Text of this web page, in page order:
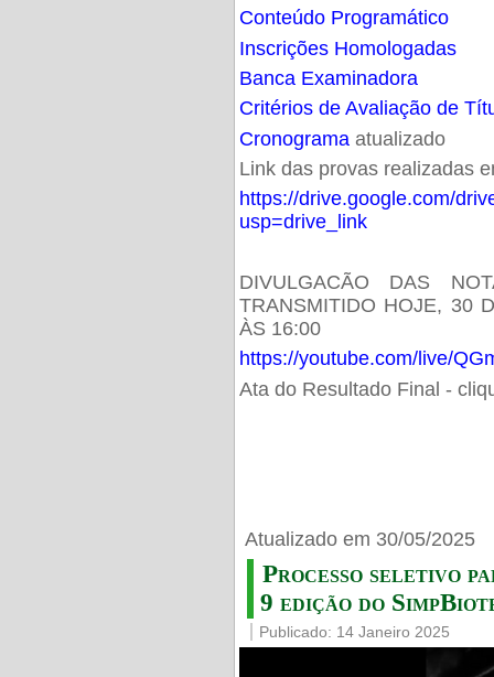
Conteúdo Programático
Inscrições Homologadas
Banca Examinadora
Critérios de Avaliação de
Cronogramaatualizado
Link das provas realizadas
https://drive.google.com/
usp=drive_link
DIVULGACÃO DAS
TRANSMITIDO HOJE, 30
ÀS 16:00
https://youtube.com/live/
Ata do Resultado Final -
Atualizado em 30/05/2025
Processo seletivo
9 edição do
Publicado: 14 Janeiro 2025